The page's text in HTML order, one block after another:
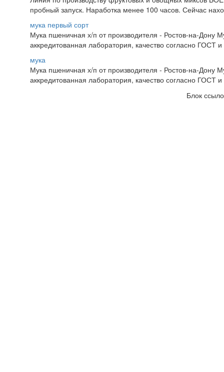
пробный запуск. Наработка менее 100 часов. Сейчас
мука первый сорт
Мука пшеничная х/п от производителя - Ростов-на-Дону
аккредитованная лаборатория, качество согласно ГОСТ
мука
Мука пшеничная х/п от производителя - Ростов-на-Дону
аккредитованная лаборатория, качество согласно ГОСТ
Блок